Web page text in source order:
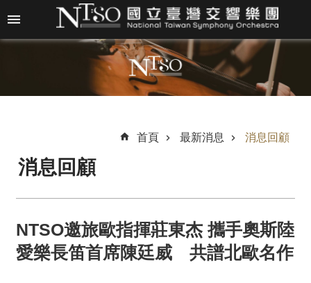
跳到主要內容區塊
尋
關
N
S
O
首頁 最新消息 消息回顧
消息回顧
NTSO邀旅歐指揮莊東杰 攜手奧斯陸
愛樂長笛首席陳廷威 共譜北歐名作